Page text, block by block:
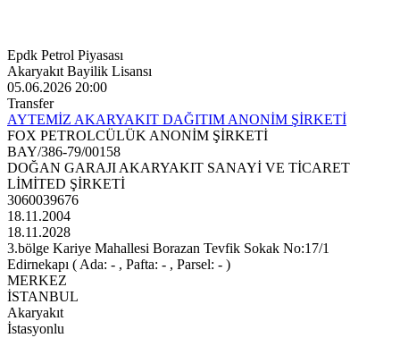
Epdk Petrol Piyasası
Akaryakıt Bayilik Lisansı
05.06.2026 20:00
Transfer
AYTEMİZ AKARYAKIT DAĞITIM ANONİM ŞİRKETİ
FOX PETROLCÜLÜK ANONİM ŞİRKETİ
BAY/386-79/00158
DOĞAN GARAJI AKARYAKIT SANAYİ VE TİCARET
LİMİTED ŞİRKETİ
3060039676
18.11.2004
18.11.2028
3.bölge Kariye Mahallesi Borazan Tevfik Sokak No:17/1
Edirnekapı ( Ada: - , Pafta: - , Parsel: - )
MERKEZ
İSTANBUL
Akaryakıt
İstasyonlu